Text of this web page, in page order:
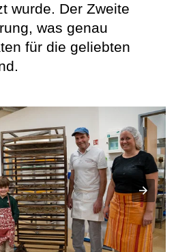
wurde. Der Zweite
was genau
für die geliebten